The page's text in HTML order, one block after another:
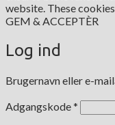
website. These
GEM & ACCEPTÈR
Log ind
Brugernavn eller e-
Adgangskode*